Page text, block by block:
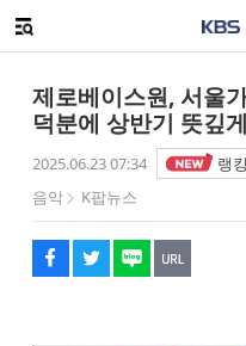
메뉴 열기
제로베이스원, 서울
덕분에 상반기 뜻깊
2025.06.23 07:34
랭
음악
K팝뉴스
페이스북
트위터
네이버
URL복사
글씨 작게보기
글씨 크게보기
해시태그